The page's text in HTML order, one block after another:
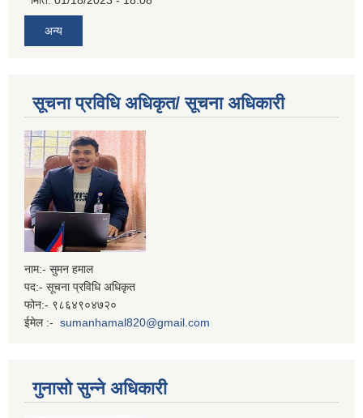
अन्य
सूचना प्रविधि अधिकृत/ सूचना अधिकारी
नाम:- सुमन हमाल
पद:- सूचना प्रविधि अधिकृत
फोन:- ९८६४९०४७२०
ईमेल :- sumanhamal820@gmail.com
गुनासो सुन्ने अधिकारी